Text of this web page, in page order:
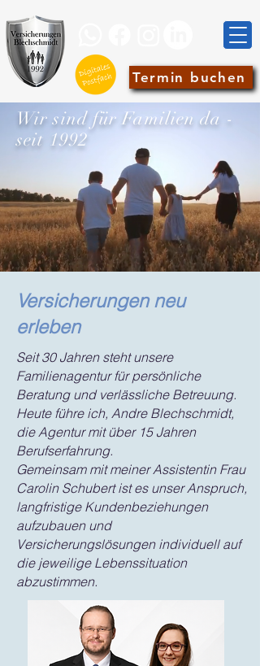
Termin buchen
Wir sind für Familien da -
seit 1992
Versicherungen neu
erleben
Seit 30 Jahren steht unsere
Familienagentur für persönliche
Beratung und verlässliche Betreuung.
Heute führe ich, Andre Blechschmidt,
die Agentur mit über 15 Jahren
Berufserfahrung.
Gemeinsam mit meiner Assistentin Frau
Carolin Schubert ist es unser Anspruch,
langfristige Kundenbeziehungen
aufzubauen und
Versicherungslösungen individuell auf
die jeweilige Lebenssituation
abzustimmen.